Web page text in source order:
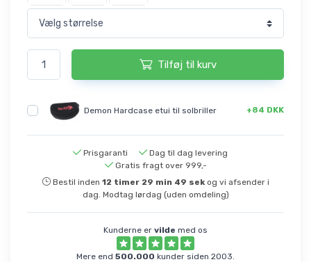
Tilføj til kurv
Demon Hardcase etui til solbriller +84 DKK
Prisgaranti
Dag til dag levering
Gratis fragt over 999,-
Bestil inden 12 timer 29 min 49 sekog vi afsender i
dag. Modtag lørdag (uden omdeling)
Kunderne er vilde med os
Mere end 500.000 kunder siden 2003.